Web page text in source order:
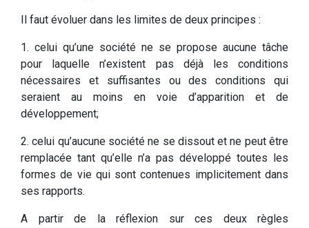
Il faut évoluer dans les limites de deux principes :
1. celui qu’une société ne se propose aucune tâche
pour laquelle n’existent pas déjà les conditions
nécessaires et suffisantes ou des conditions qui
seraient au moins en voie d’apparition et de
développement;
2. celui qu’aucune société ne se dissout et ne peut être
remplacée tant qu’elle n’a pas développé toutes les
formes de vie qui sont contenues implicitement dans
ses rapports.
A partir de la réflexion sur ces deux règles